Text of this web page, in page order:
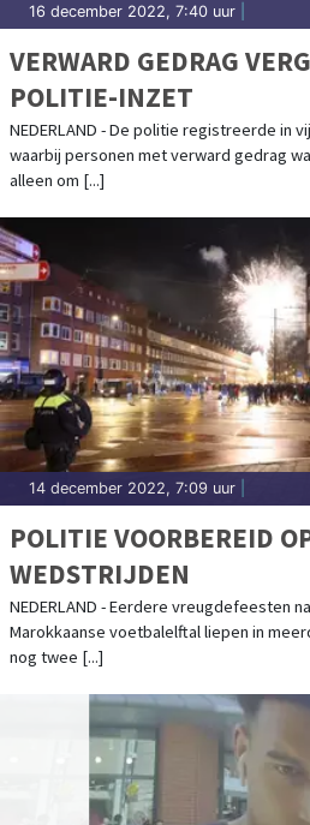
16 december 2022, 7:40 uur
VERWARD GEDRAG
POLITIE-INZET
NEDERLAND - De politie registreerde in
waarbij personen met verward gedrag
alleen om [...]
14 december 2022, 7:09 uur
POLITIE VOORBEREID
WEDSTRIJDEN
NEDERLAND - Eerdere vreugdefeesten
Marokkaanse voetbalelftal liepen in
nog twee [...]